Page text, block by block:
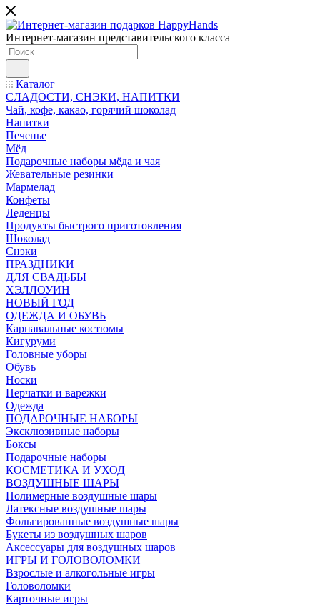
Интернет-магазин представительского класса
Каталог
СЛАДОСТИ, СНЭКИ, НАПИТКИ
Чай, кофе, какао, горячий шоколад
Напитки
Печенье
Мёд
Подарочные наборы мёда и чая
Жевательные резинки
Мармелад
Конфеты
Леденцы
Продукты быстрого приготовления
Шоколад
Снэки
ПРАЗДНИКИ
ДЛЯ СВАДЬБЫ
ХЭЛЛОУИН
НОВЫЙ ГОД
ОДЕЖДА И ОБУВЬ
Карнавальные костюмы
Кигуруми
Головные уборы
Обувь
Носки
Перчатки и варежки
Одежда
ПОДАРОЧНЫЕ НАБОРЫ
Эксклюзивные наборы
Боксы
Подарочные наборы
КОСМЕТИКА И УХОД
ВОЗДУШНЫЕ ШАРЫ
Полимерные воздушные шары
Латексные воздушные шары
Фольгированные воздушные шары
Букеты из воздушных шаров
Аксессуары для воздушных шаров
ИГРЫ И ГОЛОВОЛОМКИ
Взрослые и алкогольные игры
Головоломки
Карточные игры